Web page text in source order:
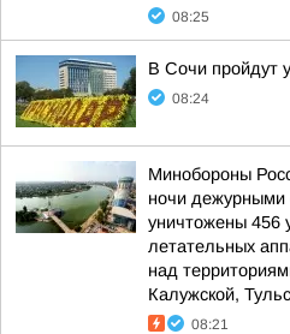
08:25
В Сочи пройдут
08:24
Минобороны
ночи
уничтожены 456
летательных
над
Калужской,
08:21